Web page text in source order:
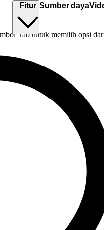
Fitur Sumber daya
Tab untuk memilih opsi